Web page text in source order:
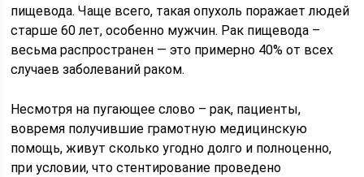
пищевода. Чаще всего, такая опухоль поражает людей
старше 60 лет, особенно мужчин. Рак пищевода –
весьма распространен — это примерно 40% от всех
случаев заболеваний раком.
Несмотря на пугающее слово – рак, пациенты,
вовремя получившие грамотную медицинскую
помощь, живут сколько угодно долго и полноценно,
при условии, что стентирование проведено